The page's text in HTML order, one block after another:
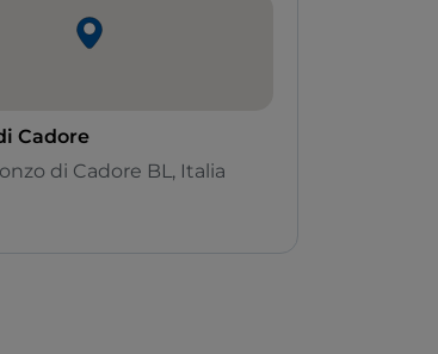
Cadore
di Cadore BL, Italia